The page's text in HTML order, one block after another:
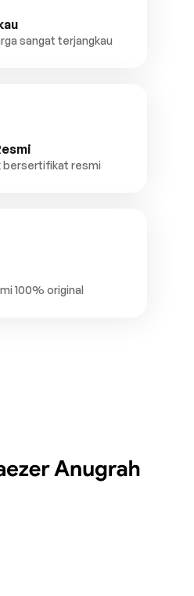
sangat terjangkau
bersertifikat resmi
100% original